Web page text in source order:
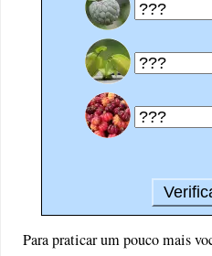
Para praticar um pouco mais